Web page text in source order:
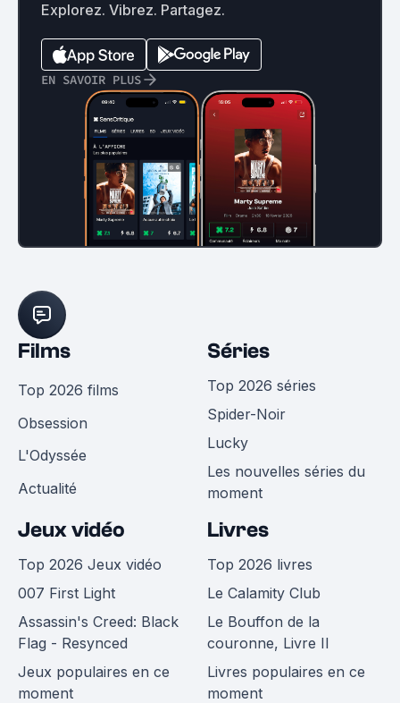
Explorez. Vibrez. Partagez.
EN SAVOIR PLUS
Films
Top 2026 films
Obsession
L'Odyssée
Actualité
Séries
Top 2026 séries
Spider-Noir
Lucky
Les nouvelles séries du
moment
Jeux vidéo
Top 2026 Jeux vidéo
007 First Light
Assassin's Creed: Black
Flag - Resynced
Jeux populaires en ce
moment
Livres
Top 2026 livres
Le Calamity Club
Le Bouffon de la
couronne, Livre II
Livres populaires en ce
moment